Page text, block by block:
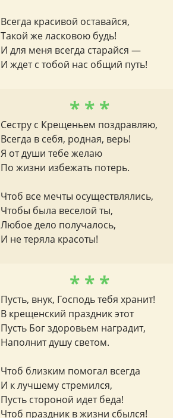
Всегда красивой оставайся,
Такой же ласковою будь!
И для меня всегда старайся —
И ждет с тобой нас общий путь!
* * *
Сестру с Крещеньем поздравляю,
Всегда в себя, родная, верь!
Я от души тебе желаю
По жизни избежать потерь.
Чтоб все мечты осуществлялись,
Чтобы была веселой ты,
Любое дело получалось,
И не теряла красоты!
* * *
Пусть, внук, Господь тебя хранит!
В крещенский праздник этот
Пусть Бог здоровьем наградит,
Наполнит душу светом.
Чтоб близким помогал всегда
И к лучшему стремился,
Пусть стороной идет беда!
Чтоб праздник в жизни сбылся!